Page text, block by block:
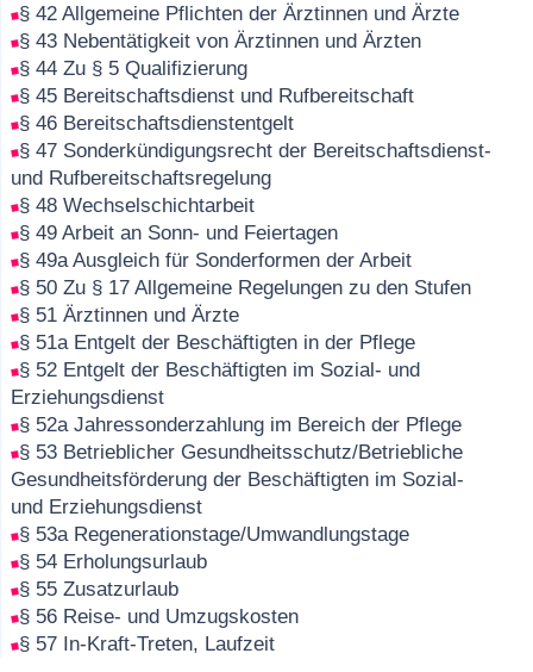
§ 42 Allgemeine Pflichten der Ärztinnen und Ärzte
§ 43 Nebentätigkeit von Ärztinnen und Ärzten
§ 44 Zu § 5 Qualifizierung
§ 45 Bereitschaftsdienst und Rufbereitschaft
§ 46 Bereitschaftsdienstentgelt
§ 47 Sonderkündigungsrecht der Bereitschaftsdienst-
und Rufbereitschaftsregelung
§ 48 Wechselschichtarbeit
§ 49 Arbeit an Sonn- und Feiertagen
§ 49a Ausgleich für Sonderformen der Arbeit
§ 50 Zu § 17 Allgemeine Regelungen zu den Stufen
§ 51 Ärztinnen und Ärzte
§ 51a Entgelt der Beschäftigten in der Pflege
§ 52 Entgelt der Beschäftigten im Sozial- und
Erziehungsdienst
§ 52a Jahressonderzahlung im Bereich der Pflege
§ 53 Betrieblicher Gesundheitsschutz/Betriebliche
Gesundheitsförderung der Beschäftigten im Sozial-
und Erziehungsdienst
§ 53a Regenerationstage/Umwandlungstage
§ 54 Erholungsurlaub
§ 55 Zusatzurlaub
§ 56 Reise- und Umzugskosten
§ 57 In-Kraft-Treten, Laufzeit